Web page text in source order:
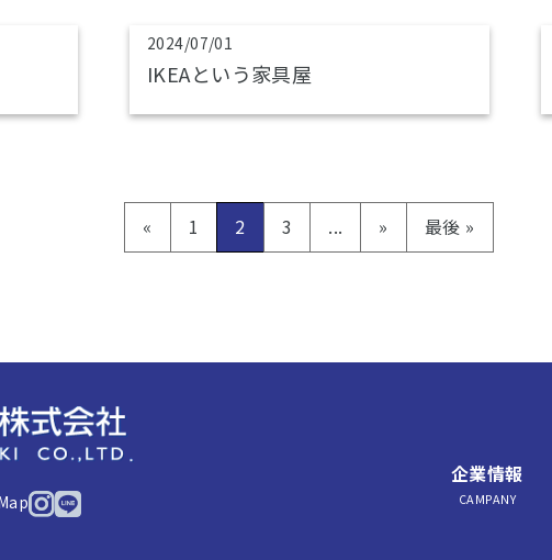
2024/07/01
IKEAという家具屋
« 1 2 3 ... » 最後 »
企業情報
CAMPANY